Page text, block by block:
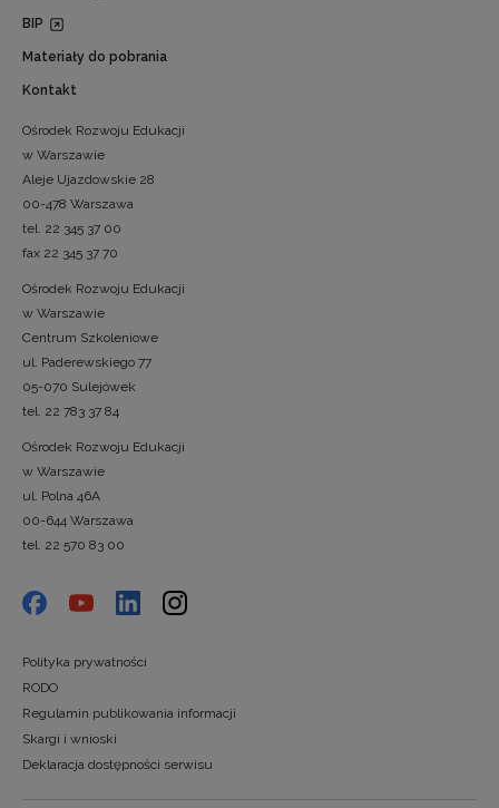
BIP
Materiały do pobrania
Kontakt
Ośrodek Rozwoju Edukacji
w Warszawie
Aleje Ujazdowskie 28
00-478 Warszawa
tel. 22 345 37 00
fax 22 345 37 70
Ośrodek Rozwoju Edukacji
w Warszawie
Centrum Szkoleniowe
ul. Paderewskiego 77
05-070 Sulejówek
tel. 22 783 37 84
Ośrodek Rozwoju Edukacji
w Warszawie
ul. Polna 46A
00-644 Warszawa
tel. 22 570 83 00
Polityka prywatności
RODO
Regulamin publikowania informacji
Skargi i wnioski
Deklaracja dostępności serwisu